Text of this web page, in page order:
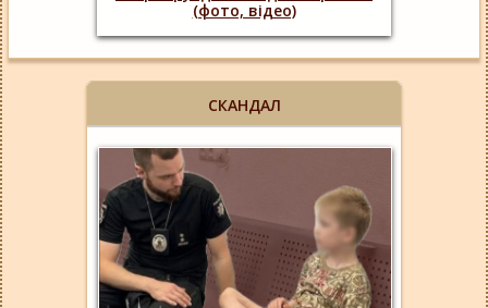
СКАНДАЛ
(фото, відео)